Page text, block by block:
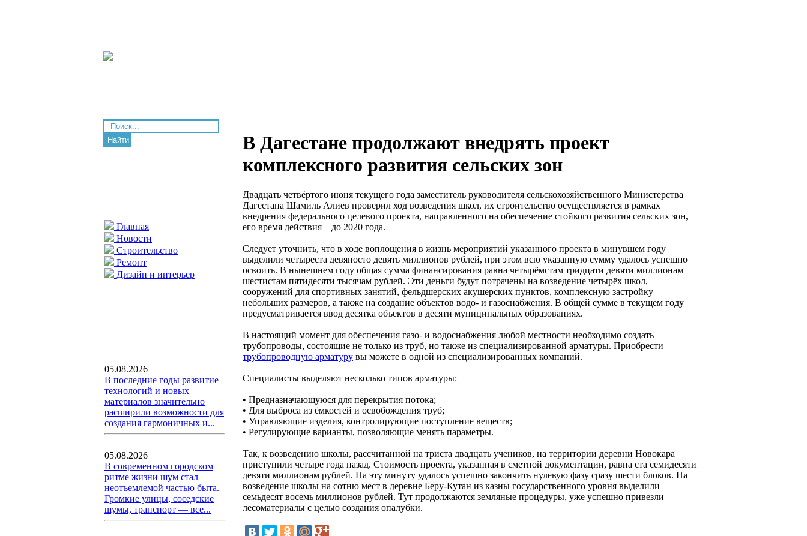
Найти
Главная
Новости
Строительство
Ремонт
Дизайн и интерьер
05.08.2026
В последние годы развитие
технологий и новых
материалов значительно
расширили возможности для
создания гармоничных и...
05.08.2026
В современном городском
ритме жизни шум стал
неотъемлемой частью быта.
Громкие улицы, соседские
шумы, транспорт — все...
В Дагестане продолжают внедрять проект
комплексного развития сельских зон
Двадцать четвёртого июня текущего года заместитель руководителя сельскохозяйственного Министерства
Дагестана Шамиль Алиев проверил ход возведения школ, их строительство осуществляется в рамках
внедрения федерального целевого проекта, направленного на обеспечение стойкого развития сельских зон,
его время действия – до 2020 года.
Следует уточнить, что в ходе воплощения в жизнь мероприятий указанного проекта в минувшем году
выделили четыреста девяносто девять миллионов рублей, при этом всю указанную сумму удалось успешно
освоить. В нынешнем году общая сумма финансирования равна четырёмстам тридцати девяти миллионам
шестистам пятидесяти тысячам рублей. Эти деньги будут потрачены на возведение четырёх школ,
сооружений для спортивных занятий, фельдшерских акушерских пунктов, комплексную застройку
небольших размеров, а также на создание объектов водо- и газоснабжения. В общей сумме в текущем году
предусматривается ввод десятка объектов в десяти муниципальных образованиях.
В настоящий момент для обеспечения газо- и водоснабжения любой местности необходимо создать
трубопроводы, состоящие не только из труб, но также из специализированной арматуры. Приобрести
трубопроводную арматуру вы можете в одной из специализированных компаний.
Специалисты выделяют несколько типов арматуры:
• Предназначающуюся для перекрытия потока;
• Для выброса из ёмкостей и освобождения труб;
• Управляющие изделия, контролирующие поступление веществ;
• Регулирующие варианты, позволяющие менять параметры.
Так, к возведению школы, рассчитанной на триста двадцать учеников, на территории деревни Новокара
приступили четыре года назад. Стоимость проекта, указанная в сметной документации, равна ста семидесяти
девяти миллионам рублей. На эту минуту удалось успешно закончить нулевую фазу сразу шести блоков. На
возведение школы на сотню мест в деревне Беру-Кутан из казны государственного уровня выделили
семьдесят восемь миллионов рублей. Тут продолжаются земляные процедуры, уже успешно привезли
лесоматериалы с целью создания опалубки.